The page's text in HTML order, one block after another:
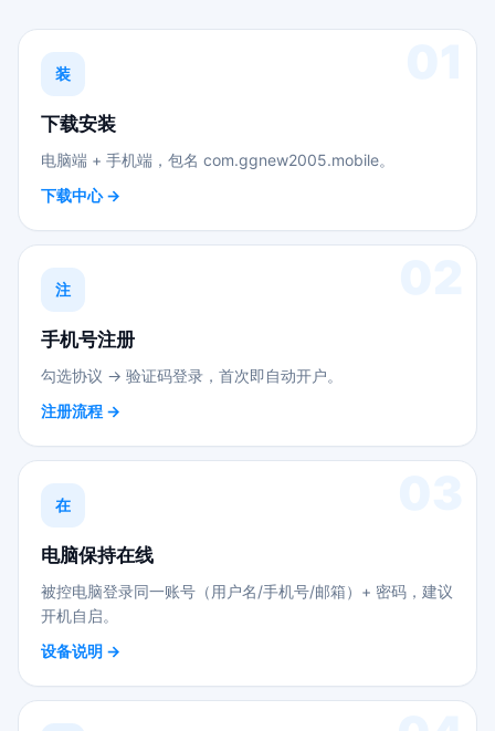
装
下载安装
电脑端 + 手机端，包名 com.ggnew2005.mobile。
下载中心 →
注
手机号注册
勾选协议 → 验证码登录，首次即自动开户。
注册流程 →
在
电脑保持在线
被控电脑登录同一账号（用户名/手机号/邮箱）+ 密码，建议
开机自启。
设备说明 →